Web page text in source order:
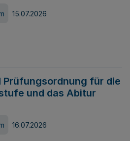
15.07.2026
für die
und das Abitur
16.07.2026